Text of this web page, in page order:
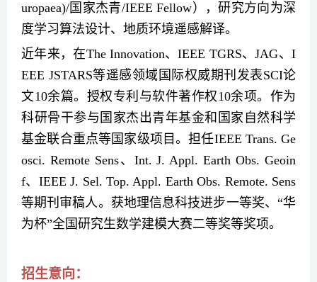
uropaea)/国家杰青/IEEE Fellow），研究方向为深
度学习算法设计、地质环境遥感解译。
近年来，在The Innovation、IEEE TGRS、JAG、I
EEE JSTARS等遥感领域国际权威期刊发表SCI论
文10余篇。授权专利与软件著作权10余项。作为
科研骨干参与国家杰出青年基金和国家自然科学
基金联合重点等国家级项目。担任IEEE Trans. Ge
osci. Remote Sens、 Int. J. Appl. Earth Obs. Geoin
f、 IEEE J. Sel. Top. Appl. Earth Obs. Remote. Sens
等期刊审稿人。获地理信息科技进步一等奖、“华
为杯”全国研究生数学建模大赛二等奖等奖项。
招生意向：